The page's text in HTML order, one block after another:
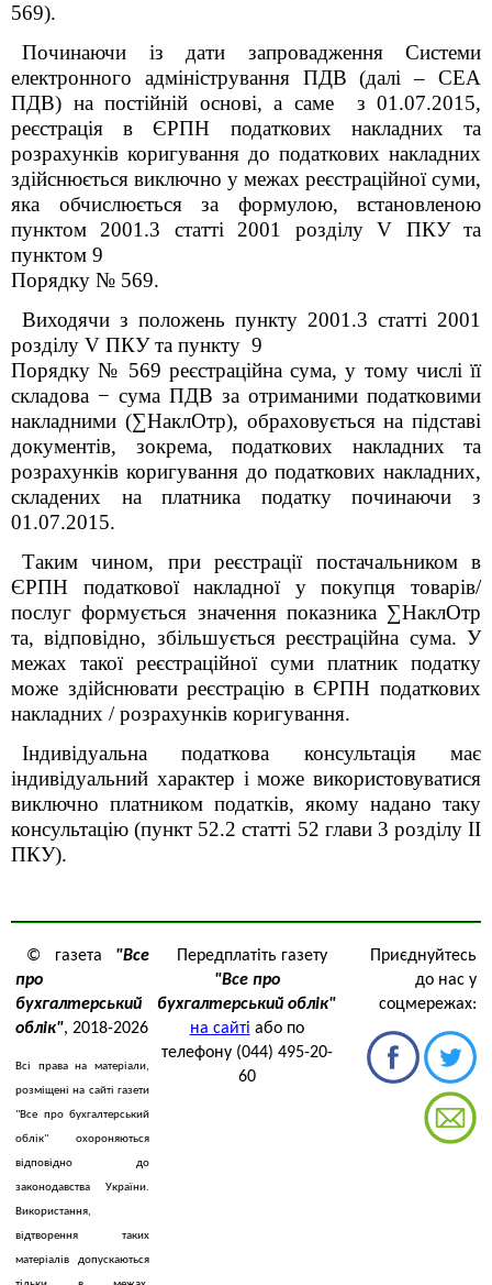
569).
Починаючи із дати запровадження Системи
електронного адміністрування ПДВ (далі – СЕА
ПДВ) на постійній основі, а саме з 01.07.2015,
реєстрація в ЄРПН податкових накладних та
розрахунків коригування до податкових накладних
здійснюється виключно у межах реєстраційної суми,
яка обчислюється за формулою, встановленою
пунктом 2001 .3 статті 2001
розділу V ПКУ та
пунктом 9
Порядку № 569.
Виходячи з положень пункту 2001 .3 статті 2001
розділу V ПКУ та пункту 9
Порядку № 569 реєстраційна сума, у тому числі її
складова − сума ПДВ за отриманими податковими
накладними (∑НаклОтр), обраховується на підставі
документів, зокрема, податкових накладних та
розрахунків коригування до податкових накладних,
складених на платника податку починаючи з
01.07.2015.
Таким чином, при реєстрації постачальником в
ЄРПН податкової накладної у покупця товарів/
послуг формується значення показника ∑НаклОтр
та, відповідно, збільшується реєстраційна сума. У
межах такої реєстраційної суми платник податку
може здійснювати реєстрацію в ЄРПН податкових
накладних / розрахунків коригування.
Індивідуальна податкова консультація має
індивідуальний характер і може використовуватися
виключно платником податків, якому надано таку
консультацію (пункт 52.2 статті 52 глави 3 розділу ІІ
ПКУ).
© газета "Все
про
бухгалтерський
облік", 2018-2026
Всі права на матеріали,
розміщені на сайті газети
"Все про бухгалтерський
облік" охороняються
відповідно до
законодавства України.
Використання,
відтворення таких
матеріалів допускаються
Передплатіть газету
"Все про
бухгалтерський облік"
на сайті або по
телефону (044) 495-20-
60
Приєднуйтесь
до нас у
соцмережах: